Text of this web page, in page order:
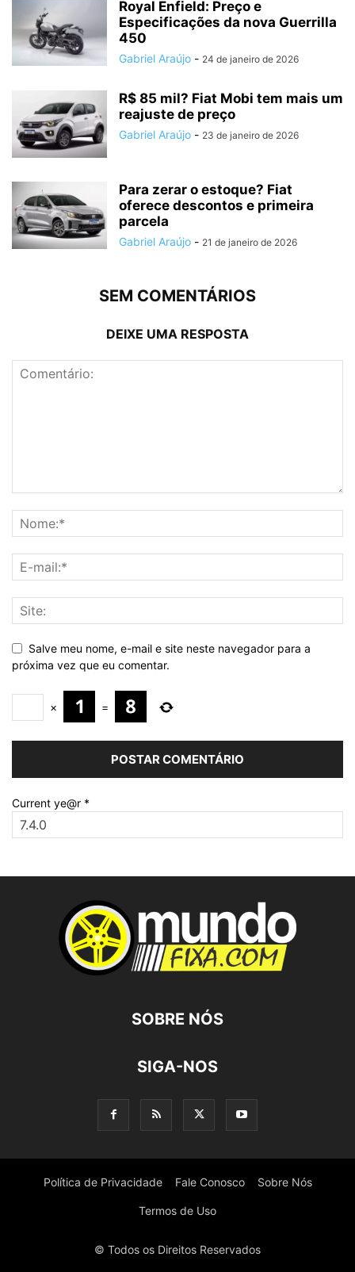
Royal Enfield: Preço e
Especificações da nova Guerrilla
450
Gabriel Araújo - 24 de janeiro de 2026
R$ 85 mil? Fiat Mobi tem mais um
reajuste de preço
Gabriel Araújo - 23 de janeiro de 2026
Para zerar o estoque? Fiat
oferece descontos e primeira
parcela
Gabriel Araújo - 21 de janeiro de 2026
SEM COMENTÁRIOS
DEIXE UMA RESPOSTA
Salve meu nome, e-mail e site neste navegador para a
próxima vez que eu comentar.
× =
Current ye@r *
SOBRE NÓS
SIGA-NOS
Política de Privacidade Fale Conosco Sobre Nós
Termos de Uso
© Todos os Direitos Reservados